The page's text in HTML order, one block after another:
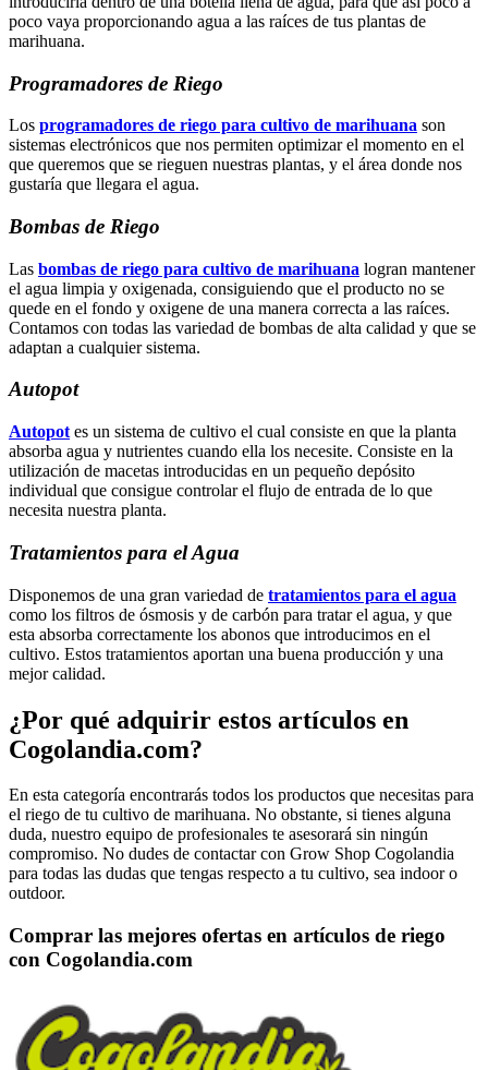
poco vaya proporcionando agua a las raíces de tus plantas de
marihuana.
Programadores de Riego
Los programadores de riego para cultivo de marihuana son
sistemas electrónicos que nos permiten optimizar el momento en el
que queremos que se rieguen nuestras plantas, y el área donde nos
gustaría que llegara el agua.
Bombas de Riego
Las bombas de riego para cultivo de marihuana logran mantener
el agua limpia y oxigenada, consiguiendo que el producto no se
quede en el fondo y oxigene de una manera correcta a las raíces.
Contamos con todas las variedad de bombas de alta calidad y que se
adaptan a cualquier sistema.
Autopot
Autopot es un sistema de cultivo el cual consiste en que la planta
absorba agua y nutrientes cuando ella los necesite. Consiste en la
utilización de macetas introducidas en un pequeño depósito
individual que consigue controlar el flujo de entrada de lo que
necesita nuestra planta.
Tratamientos para el Agua
Disponemos de una gran variedad de tratamientos para el agua
como los filtros de ósmosis y de carbón para tratar el agua, y que
esta absorba correctamente los abonos que introducimos en el
cultivo. Estos tratamientos aportan una buena producción y una
mejor calidad.
¿Por qué adquirir estos artículos en
Cogolandia.com?
En esta categoría encontrarás todos los productos que necesitas para
el riego de tu cultivo de marihuana. No obstante, si tienes alguna
duda, nuestro equipo de profesionales te asesorará sin ningún
compromiso. No dudes de contactar con Grow Shop Cogolandia
para todas las dudas que tengas respecto a tu cultivo, sea indoor o
outdoor.
Comprar las mejores ofertas en artículos de riego
con Cogolandia.com